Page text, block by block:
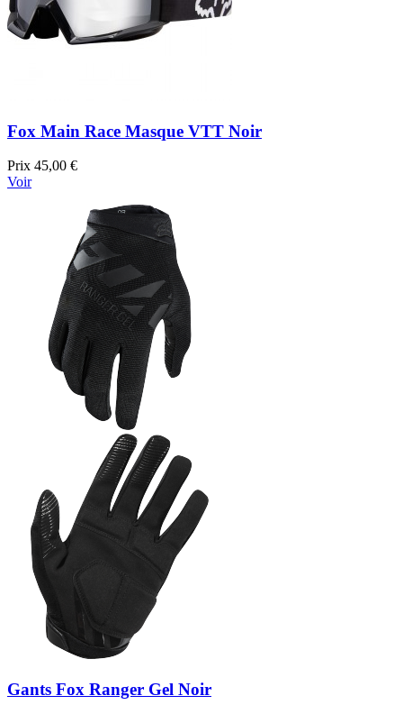
Fox Main Race Masque VTT Noir
Prix 45,00 €
Voir
Gants Fox Ranger Gel Noir